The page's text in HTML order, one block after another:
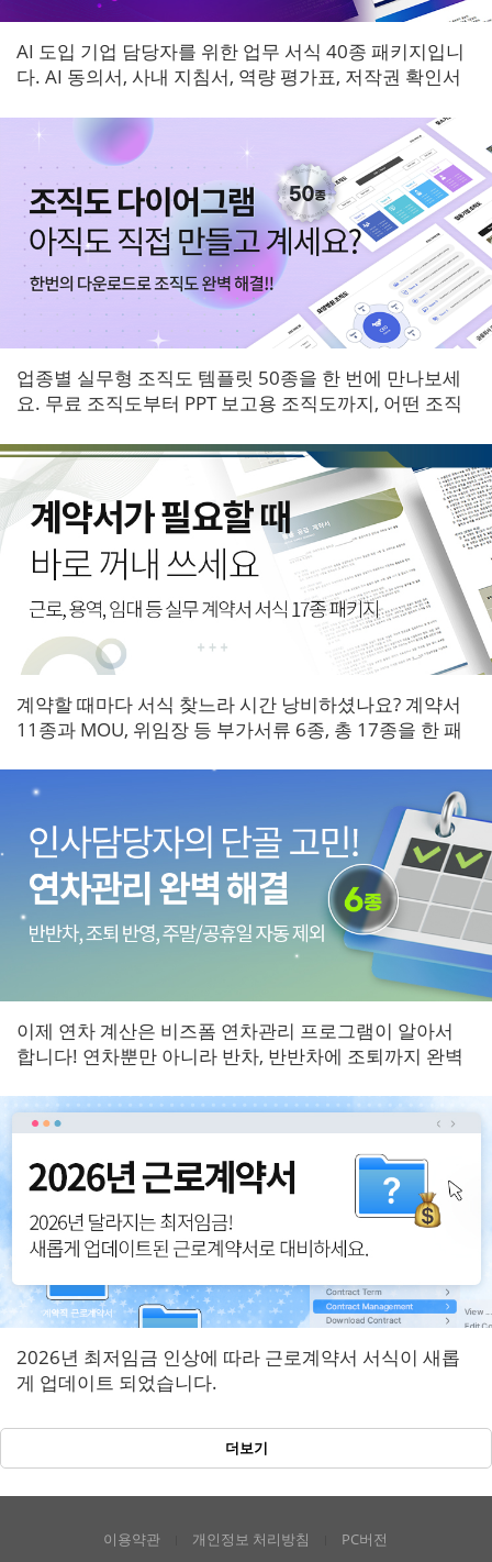
AI 도입 기업 담당자를 위한 업무 서식 40종 패키지입니
다. AI 동의서, 사내 지침서, 역량 평가표, 저작권 확인서
업종별 실무형 조직도 템플릿 50종을 한 번에 만나보세
요. 무료 조직도부터 PPT 보고용 조직도까지, 어떤 조직
계약할 때마다 서식 찾느라 시간 낭비하셨나요? 계약서
11종과 MOU, 위임장 등 부가서류 6종, 총 17종을 한 패
이제 연차 계산은 비즈폼 연차관리 프로그램이 알아서
합니다! 연차뿐만 아니라 반차, 반반차에 조퇴까지 완벽
2026년 최저임금 인상에 따라 근로계약서 서식이 새롭
게 업데이트 되었습니다.
더보기
이용약관 개인정보 처리방침 PC버전